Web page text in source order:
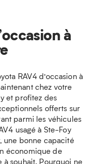
à
RAV4 d’occasion à
chez votre
et profitez des
offerts sur
parmi les véhicules
usagé à Ste-Foy
une bonne capacité
économique de
à souhait. Pourquoi ne